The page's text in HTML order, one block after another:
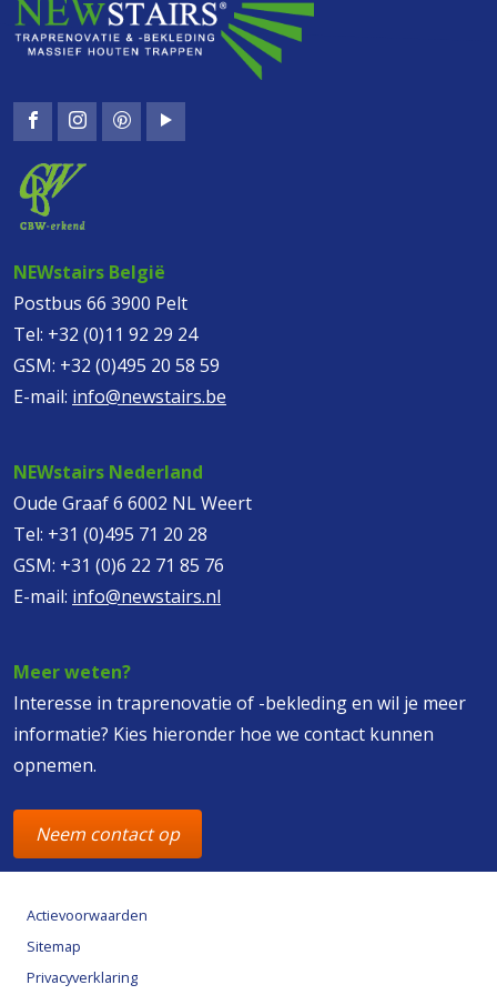
NEWstairs België
Postbus 66 3900 Pelt
Tel: +32 (0)11 92 29 24
GSM: +32 (0)495 20 58 59
E-mail: info@newstairs.be
NEWstairs Nederland
Oude Graaf 6 6002 NL Weert
Tel: +31 (0)495 71 20 28
GSM: +31 (0)6 22 71 85 76
E-mail: info@newstairs.nl
Meer weten?
Interesse in traprenovatie of -bekleding en wil je meer
informatie? Kies hieronder hoe we contact kunnen
opnemen.
Neem contact op
Actievoorwaarden
Sitemap
Privacyverklaring